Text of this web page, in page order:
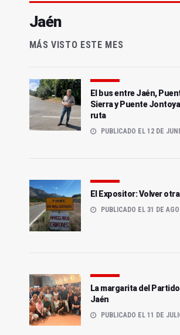
Jaén
MÁS VISTO ESTE MES
El bus entre Jaén,
Sierra y Puente
ruta
PUBLICADO EL 12 DE
El Expositor: Volver
PUBLICADO EL 31 DE
La margarita del
Jaén
PUBLICADO EL 11 DE